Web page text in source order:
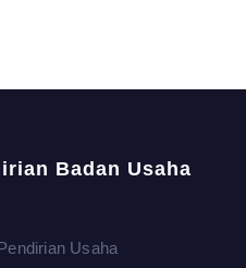
Badan Usaha
Usaha